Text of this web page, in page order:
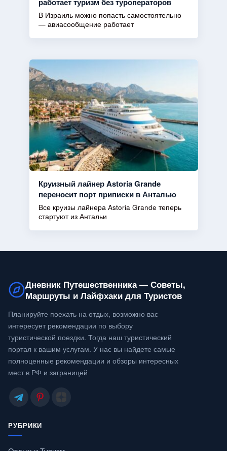
В Израиль можно попасть самостоятельно
— авиасообщение работает
Круизный лайнер Astoria Grande
переносит порт приписки в Анталью
Все круизы лайнера Astoria Grande теперь
стартуют из Антальи
Дневник Путешественника — Советы,
Маршруты и Лайфхаки для Туристов
Планируйте поехать на отдых, возможно вас
интересует рекомендации по выбору
туристической поездки. Тогда наш туристический
портал к вашим услугам. У нас вы найдете самые
полноценные рекомендации и обзоры интересных
мест в РФ и заграницей
РУБРИКИ